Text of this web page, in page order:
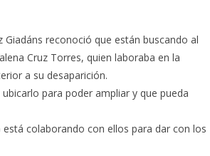
Giadáns reconoció que están buscando al
Cruz Torres, quien laboraba en la
a su desaparición.
para poder ampliar y que pueda
está colaborando con ellos para dar con los